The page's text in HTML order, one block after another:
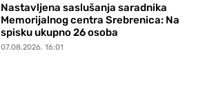
Nastavljena saslušanja saradnika
Memorijalnog centra Srebrenica: Na
spisku ukupno 26 osoba
07.08.2026. 16:01